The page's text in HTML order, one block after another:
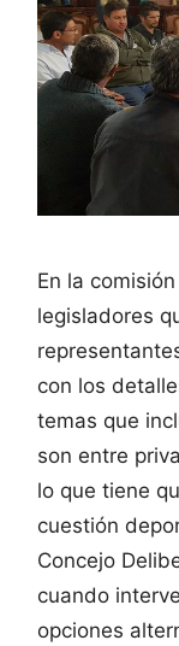
En la
legisladores
con los
temas que
son entre
lo que tiene
cuestión
Concejo
cuando
opciones